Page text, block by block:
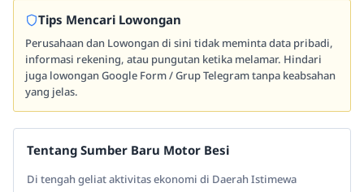
Tips Mencari Lowongan
Perusahaan dan Lowongan di sini tidak meminta data pribadi,
informasi rekening, atau pungutan ketika melamar. Hindari
juga lowongan Google Form / Grup Telegram tanpa keabsahan
yang jelas.
Tentang Sumber Baru Motor Besi
Di tengah geliat aktivitas ekonomi di Daerah Istimewa